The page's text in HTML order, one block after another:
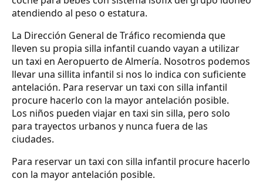
atendiendo al peso o estatura.
La Dirección General de Tráfico recomienda que
lleven su propia silla infantil cuando vayan a utilizar
un taxi en Aeropuerto de Almería. Nosotros podemos
llevar una sillita infantil si nos lo indica con suficiente
antelación. Para reservar un taxi con silla infantil
procure hacerlo con la mayor antelación posible.
Los niños pueden viajar en taxi sin silla, pero solo
para trayectos urbanos y nunca fuera de las
ciudades.
Para reservar un taxi con silla infantil procure hacerlo
con la mayor antelación posible.